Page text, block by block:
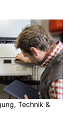
Technik &